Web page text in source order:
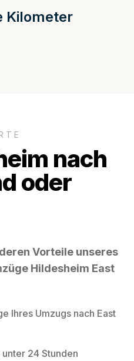
Kilometer
nach
oder
Vorteile unseres
Hildesheim East
Ihres Umzugs nach East
24 Stunden